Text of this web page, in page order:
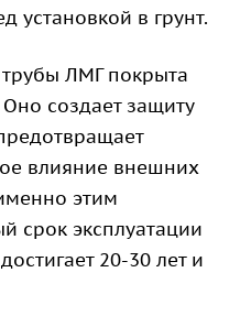
установкой в грунт.
трубы ЛМГ покрыта
создает защиту
влияние внешних
этим
срок эксплуатации
20-30 лет и